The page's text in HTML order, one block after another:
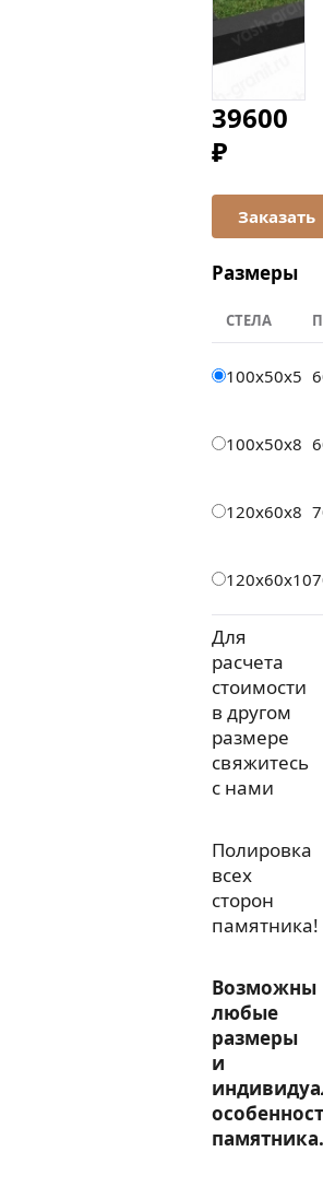
39600
₽
Размеры
СТЕЛА
100x50x5
100x50x8
120х60х8
120х60х10
Для
расчета
стоимости
в другом
размере
свяжитесь
с нами
Полировка
всех
сторон
памятника!
Возможны
любые
размеры
и
памятника.